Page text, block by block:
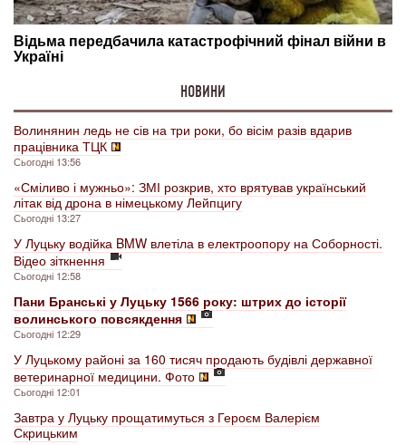
НОВИНИ
Волинянин ледь не сів на три роки, бо вісім разів вдарив
працівника ТЦК
Сьогодні 13:56
«Сміливо і мужньо»: ЗМІ розкрив, хто врятував український
літак від дрона в німецькому Лейпцигу
Сьогодні 13:27
У Луцьку водійка BMW влетіла в електроопору на Соборності.
Відео зіткнення
Сьогодні 12:58
Пани Бранські у Луцьку 1566 року: штрих до історії
волинського повсякдення
Сьогодні 12:29
У Луцькому районі за 160 тисяч продають будівлі державної
ветеринарної медицини. Фото
Сьогодні 12:01
Завтра у Луцьку прощатимуться з Героєм Валерієм
Скрицьким